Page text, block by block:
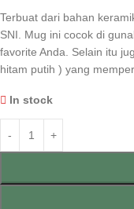
Terbuat dari bahan
SNI. Mug ini cocok di
favorite Anda. Selain itu
hitam putih ) yang
In stock